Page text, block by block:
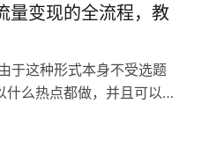
量变现的全流程，教
于这种形式本身不受选题
么热点都做，并且可以